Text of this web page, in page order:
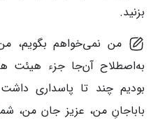
بزنید.
من نمی‌خواهم بگویم،
به‌اصطلاح آن‌جا جزء هیئت
بودیم چند تا پاسداری
باباجانِ من، عزیز جان من،